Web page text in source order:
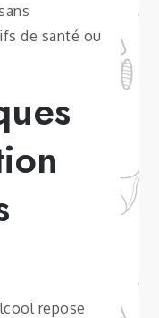
de santé ou
repose